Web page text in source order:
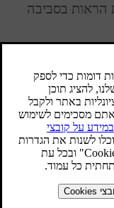
הראות בסביבה
לספק ראות משופרת